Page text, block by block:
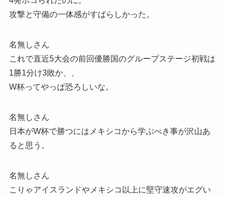
攻撃と守備の一体感がすばらしかった。
名無しさん
これで直近5大会の前回優勝国のグループステージ初戦は
1勝1分け3敗か、、
W杯ってやっぱ恐ろしいな。
名無しさん
日本がW杯で勝つにはメキシコから学ぶべき事が沢山あ
ると思う。
名無しさん
こりゃアイスランドやメキシコ以上に堅守速攻がエグい